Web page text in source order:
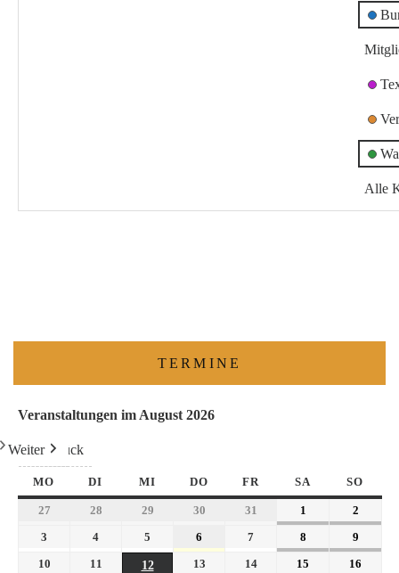
Alle
TERMINE
Veranstaltungen im August 2026
Zurück
Heute
Weiter
MO DI MI DO FR SA SO
27 28 29 30 31 1
2
3
4 5 6 7 8
9
10
11
12
13 14 15 16